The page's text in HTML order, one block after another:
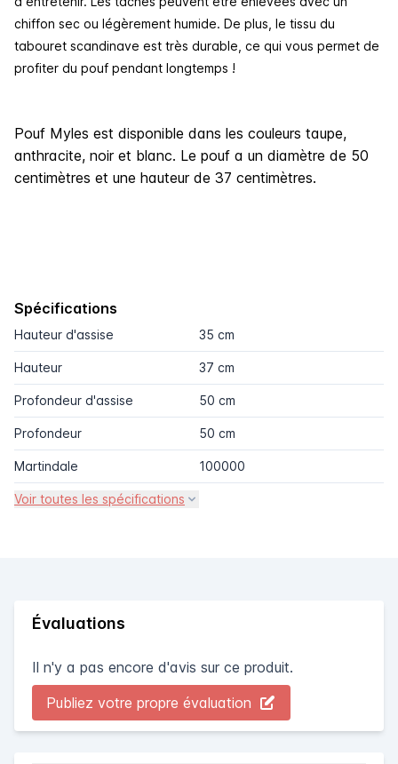
chiffon sec ou légèrement humide. De plus, le tissu du
tabouret scandinave est très durable, ce qui vous permet de
profiter du pouf pendant longtemps !
Pouf Myles est disponible dans les couleurs taupe,
anthracite, noir et blanc. Le pouf a un diamètre de 50
centimètres et une hauteur de 37 centimètres.
Spécifications
Hauteur d'assise 35 cm
Hauteur 37 cm
Profondeur d'assise 50 cm
Profondeur 50 cm
Martindale 100000
Voir toutes les spécifications
Évaluations
Il n'y a pas encore d'avis sur ce produit.
Publiez votre propre évaluation